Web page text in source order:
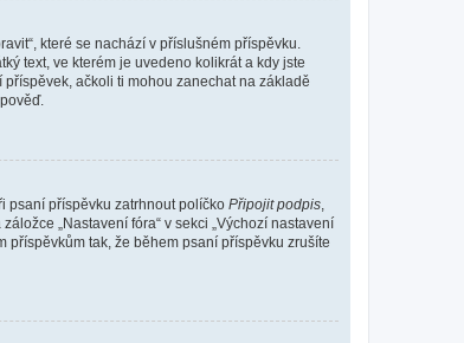
které se nachází v příslušném příspěvku.
text, ve kterém je uvedeno kolikrát a kdy jste
ačkoli ti mohou zanechat na základě
psaní příspěvku zatrhnout políčko Připojit podpis
„Nastavení fóra“ v sekci „Výchozí nastavení
příspěvkům tak, že během psaní příspěvku zrušíte